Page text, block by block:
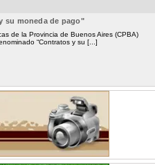
su moneda de pago"
de la Provincia de Buenos Aires (CPBA)
“Contratos y su [...]